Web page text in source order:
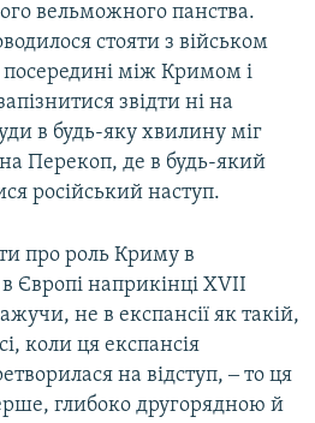
вельможного панства.
стояти з військом
посередині між Кримом і
звідти ні на
в будь-яку хвилину міг
Перекоп, де в будь-який
російський наступ.
про роль Криму в
Європі наприкінці XVII
не в експансії як такій,
коли ця експансія
на відступ, ‒ то ця
глибоко другорядною й